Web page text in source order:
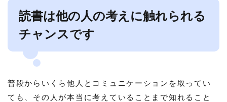
読書は他の人の考えに触れられる
チャンスです
普段からいくら他人とコミュニケーションを取ってい
ても、その人が本当に考えていることまで知れること